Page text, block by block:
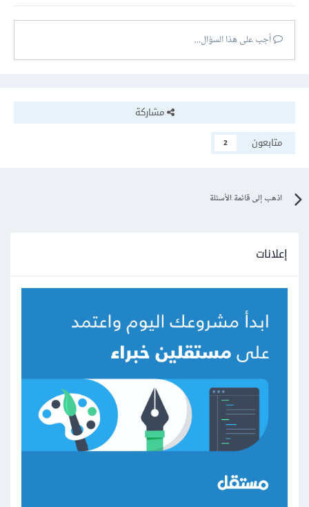
أجب على هذا السؤال...
مشاركة
متابعون
2
اذهب إلى قائمة الأسئلة
إعلانات